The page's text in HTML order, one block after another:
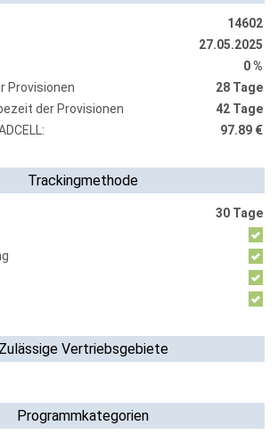
14602
27.05.2025
0 %
Provisionen
28 Tage
der Provisionen
42 Tage
97.89 €
Trackingmethode
30 Tage
Zulässige Vertriebsgebiete
Programmkategorien